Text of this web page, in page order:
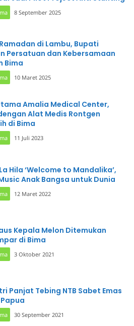
8 September 2025
di Lambu, Bupati
Persatuan dan Kebersamaan
Bima
10 Maret 2025
Amalia Medical Center,
Alat Medis Rontgen
di Bima
11 Juli 2023
Hila ‘Welcome to Mandalika’,
Anak Bangsa untuk Dunia
12 Maret 2022
Kepala Melon Ditemukan
di Bima
3 Oktober 2021
Panjat Tebing NTB Sabet Emas
Papua
30 September 2021